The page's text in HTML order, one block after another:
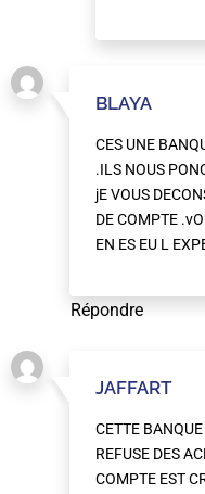
BLAYA
CES UNE
.ILS NOUS
jE VOUS
DE COMPTE
EN ES EU L
Répondre
JAFFART
CETTE
REFUSE DES
COMPTE EST